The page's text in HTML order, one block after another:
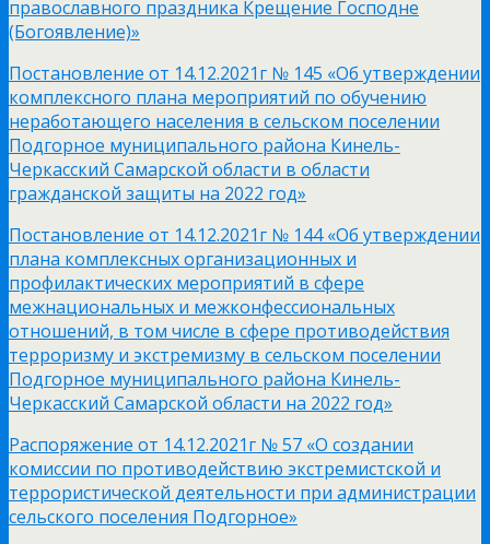
православного праздника Крещение Господне
(Богоявление)»
Постановление от 14.12.2021г № 145 «Об утверждении
комплексного плана мероприятий по обучению
неработающего населения в сельском поселении
Подгорное муниципального района Кинель-
Черкасский Самарской области в области
гражданской защиты на 2022 год»
Постановление от 14.12.2021г № 144 «Об утверждении
плана комплексных организационных и
профилактических мероприятий в сфере
межнациональных и межконфессиональных
отношений, в том числе в сфере противодействия
терроризму и экстремизму в сельском поселении
Подгорное муниципального района Кинель-
Черкасский Самарской области на 2022 год»
Распоряжение от 14.12.2021г № 57 «О создании
комиссии по противодействию экстремистской и
террористической деятельности при администрации
сельского поселения Подгорное»